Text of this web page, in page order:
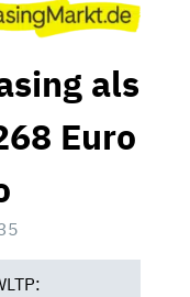
als
Euro